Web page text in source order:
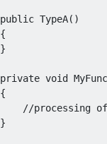
public TypeA()
{
}
private void MyFunc
{
//processing
}